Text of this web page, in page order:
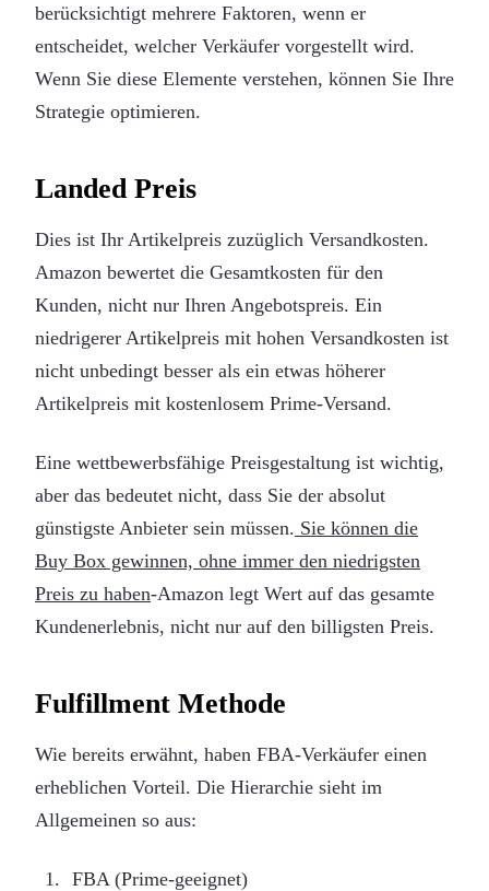
berücksichtigt mehrere Faktoren, wenn er
entscheidet, welcher Verkäufer vorgestellt wird.
Wenn Sie diese Elemente verstehen, können Sie Ihre
Strategie optimieren.
Landed Preis
Dies ist Ihr Artikelpreis zuzüglich Versandkosten.
Amazon bewertet die Gesamtkosten für den
Kunden, nicht nur Ihren Angebotspreis. Ein
niedrigerer Artikelpreis mit hohen Versandkosten ist
nicht unbedingt besser als ein etwas höherer
Artikelpreis mit kostenlosem Prime-Versand.
Eine wettbewerbsfähige Preisgestaltung ist wichtig,
aber das bedeutet nicht, dass Sie der absolut
günstigste Anbieter sein müssen. Sie können die
Buy Box gewinnen, ohne immer den niedrigsten
Preis zu haben-Amazon legt Wert auf das gesamte
Kundenerlebnis, nicht nur auf den billigsten Preis.
Fulfillment Methode
Wie bereits erwähnt, haben FBA-Verkäufer einen
erheblichen Vorteil. Die Hierarchie sieht im
Allgemeinen so aus:
FBA (Prime-geeignet)